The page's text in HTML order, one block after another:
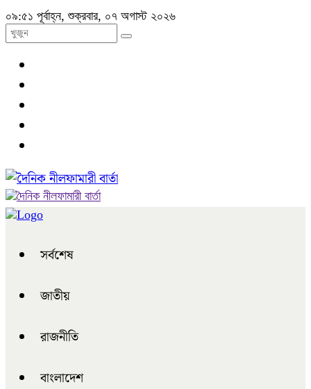
০৯:৫১ পূর্বাহ্ন, শুক্রবার, ০৭ অগাস্ট ২০২৬
সর্বশেষ
জাতীয়
রাজনীতি
বাংলাদেশ